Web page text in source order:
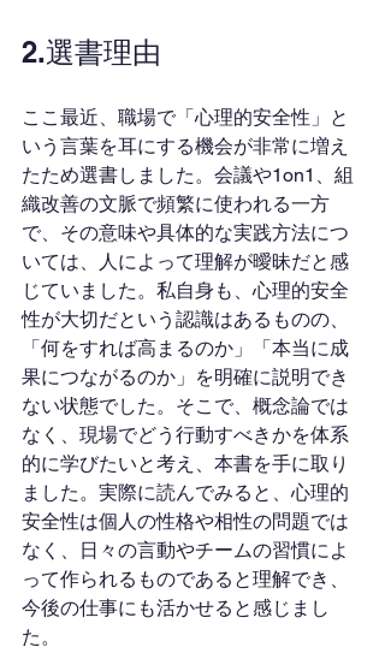
2.選書理由
ここ最近、職場で「心理的安全性」と
いう言葉を耳にする機会が非常に増え
たため選書しました。会議や1on1、組
織改善の文脈で頻繁に使われる一方
で、その意味や具体的な実践方法につ
いては、人によって理解が曖昧だと感
じていました。私自身も、心理的安全
性が大切だという認識はあるものの、
「何をすれば高まるのか」「本当に成
果につながるのか」を明確に説明でき
ない状態でした。そこで、概念論では
なく、現場でどう行動すべきかを体系
的に学びたいと考え、本書を手に取り
ました。実際に読んでみると、心理的
安全性は個人の性格や相性の問題では
なく、日々の言動やチームの習慣によ
って作られるものであると理解でき、
今後の仕事にも活かせると感じまし
た。